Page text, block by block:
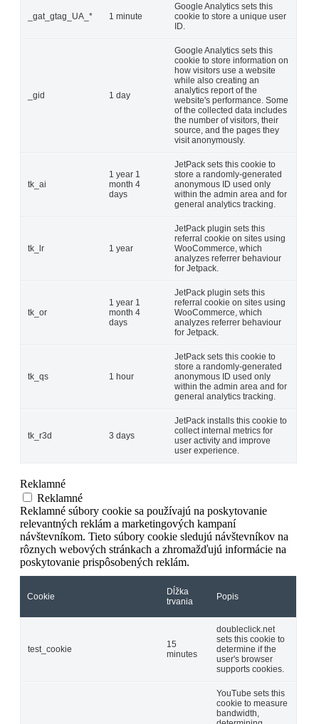
_gat_gtag_UA_* 1 minute
Google Analytics sets this
cookie to store a unique user
ID.
_gid 1 day
Google Analytics sets this
cookie to store information on
how visitors use a website
while also creating an
analytics report of the
website's performance. Some
of the collected data includes
the number of visitors, their
source, and the pages they
visit anonymously.
tk_ai
1 year 1
month 4
days
JetPack sets this cookie to
store a randomly-generated
anonymous ID used only
within the admin area and for
general analytics tracking.
tk_lr 1 year
JetPack plugin sets this
referral cookie on sites using
WooCommerce, which
analyzes referrer behaviour
for Jetpack.
tk_or
1 year 1
month 4
days
JetPack plugin sets this
referral cookie on sites using
WooCommerce, which
analyzes referrer behaviour
for Jetpack.
tk_qs 1 hour
JetPack sets this cookie to
store a randomly-generated
anonymous ID used only
within the admin area and for
general analytics tracking.
tk_r3d 3 days
JetPack installs this cookie to
collect internal metrics for
user activity and improve
user experience.
Reklamné
Reklamné
Reklamné súbory cookie sa používajú na poskytovanie
relevantných reklám a marketingových kampaní
návštevníkom. Tieto súbory cookie sledujú návštevníkov na
rôznych webových stránkach a zhromažďujú informácie na
poskytovanie prispôsobených reklám.
Cookie
Dĺžka
trvania
Popis
test_cookie
15
minutes
doubleclick.net
sets this cookie to
determine if the
user's browser
supports cookies.
YouTube sets this
cookie to measure
bandwidth,